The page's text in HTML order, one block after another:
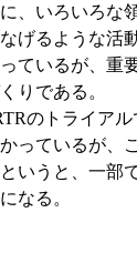
、いろいろな
げるような活
ているが、重
りである。
のトライア
っているが、
いうと、一部
なる。